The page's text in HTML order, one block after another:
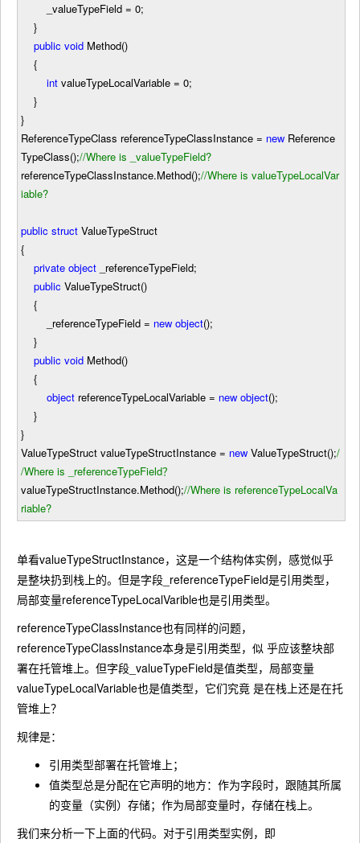
_valueTypeField = 0;
}
public void Method()
{
int valueTypeLocalVariable = 0;
}
}
ReferenceTypeClass referenceTypeClassInstance = new Reference
TypeClass();//Where is _valueTypeField?
referenceTypeClassInstance.Method();//Where is valueTypeLocalVar
iable?
public struct ValueTypeStruct
{
private object _referenceTypeField;
public ValueTypeStruct()
{
_referenceTypeField = new object();
}
public void Method()
{
object referenceTypeLocalVariable = new object();
}
}
ValueTypeStruct valueTypeStructInstance = new ValueTypeStruct();/
/Where is _referenceTypeField？
valueTypeStructInstance.Method();//Where is referenceTypeLocalVa
riable?
单看valueTypeStructInstance，这是一个结构体实例，感觉似乎
是整块扔到栈上的。但是字段_referenceTypeField是引用类型，
局部变量referenceTypeLocalVarible也是引用类型。
referenceTypeClassInstance也有同样的问题，
referenceTypeClassInstance本身是引用类型，似 乎应该整块部
署在托管堆上。但字段_valueTypeField是值类型，局部变量
valueTypeLocalVariable也是值类型，它们究竟 是在栈上还是在托
管堆上？
规律是：
引用类型部署在托管堆上；
值类型总是分配在它声明的地方：作为字段时，跟随其所属
的变量（实例）存储；作为局部变量时，存储在栈上。
我们来分析一下上面的代码。对于引用类型实例，即